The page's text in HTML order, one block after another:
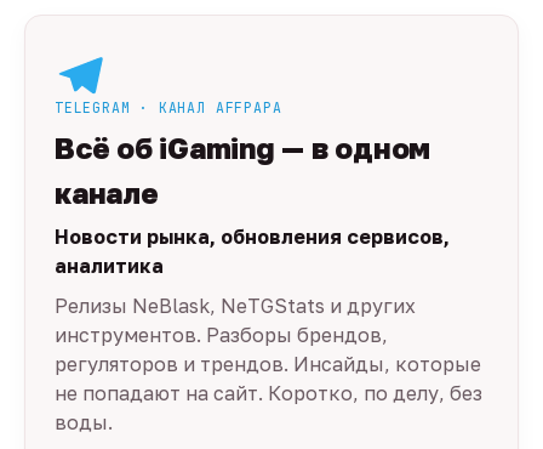
TELEGRAM · КАНАЛ AFFPAPA
Всё об iGaming — в одном
канале
Новости рынка, обновления сервисов,
аналитика
Релизы NeBlask, NeTGStats и других
инструментов. Разборы брендов,
регуляторов и трендов. Инсайды, которые
не попадают на сайт. Коротко, по делу, без
воды.